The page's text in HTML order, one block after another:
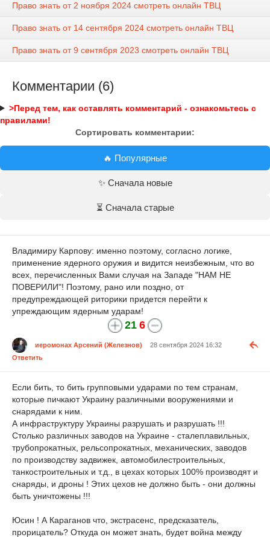
Право знать от 2 ноября 2024 смотреть онлайн ТВЦ
Право знать от 14 сентября 2024 смотреть онлайн ТВЦ
Право знать от 9 сентября 2023 смотреть онлайн ТВЦ
Комментарии (6)
>Перед тем, как оставлять комментарий - ознакомьтесь с
правилами!
Сортировать комментарии:
🔥 Популярные
✨ Сначала новые
⏳ Сначала старые
Владимиру Карпову: именно поэтому, согласно логике,
применение ядерного оружия и видится неизбежным, что во
всех, перечисленных Вами случая на Западе "НАМ НЕ
ПОВЕРИЛИ"! Поэтому, рано или поздно, от
предупреждающей риторики придется перейти к
упреждающим ядерным ударам!
21 6
иеромонах Арсений (Железнов)
28 сентября 2024 16:32
Ответить
Если бить, то бить групповыми ударами по тем странам,
которые пичкают Украину различными вооружениями и
снарядами к ним.
А инфраструктуру Украины разрушать и разрушать !!!
Столько различных заводов на Украине - сталеплавильных,
трубопрокатных, рельсопрокатных, механических, заводов
по производству задвижек, автомобилестроительных,
танкостроительных и т.д., в цехах которых 100% производят и
снаряды, и дроны ! Этих цехов не должно быть - они должны
быть уничтожены !!!
Юсин ! А Караганов что, экстрасенс, предсказатель,
прорицатель? Откуда он может знать, будет война между